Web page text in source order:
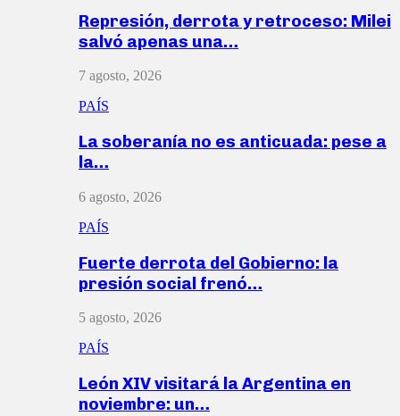
Represión, derrota y retroceso: Milei
salvó apenas una…
7 agosto, 2026
PAÍS
La soberanía no es anticuada: pese a
la…
6 agosto, 2026
PAÍS
Fuerte derrota del Gobierno: la
presión social frenó…
5 agosto, 2026
PAÍS
León XIV visitará la Argentina en
noviembre: un…